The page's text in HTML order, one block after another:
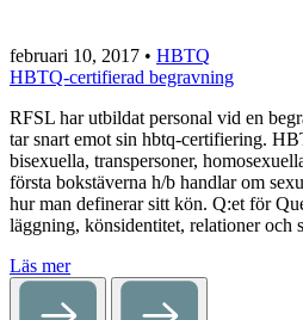
februari 10, 2017 • HBTQ
HBTQ-certifierad begravning
RFSL har utbildat personal vid en
tar snart emot sin hbtq-certifiering.
bisexuella, transpersoner,
första bokstäverna h/b handlar om
hur man definerar sitt kön. Q:et för
läggning, könsidentitet, relationer
Läs mer